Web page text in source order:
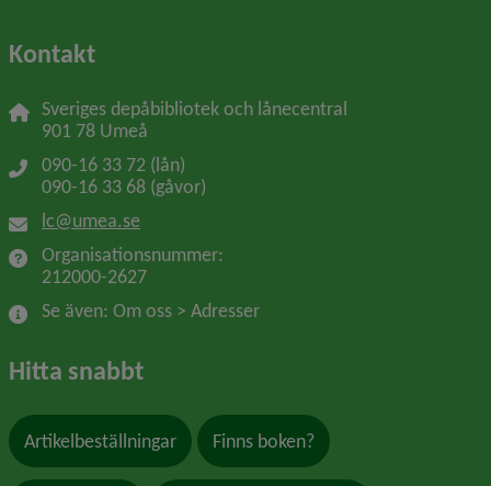
Kontakt
Sveriges depåbibliotek och lånecentral
901 78 Umeå
090-16 33 72 (lån)
090-16 33 68 (gåvor)
lc@umea.se
Organisationsnummer:
212000-2627
Se även: Om oss > Adresser
Hitta snabbt
Artikelbeställningar Finns boken?